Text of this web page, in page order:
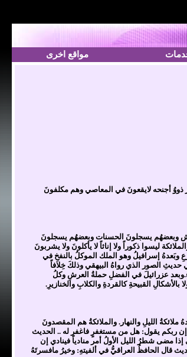
مواقع اخرى
ذووُ أجنحه لايقعونَ في المعاصي وهم مكلفونَ
وبعضهُم يسجلونَ الحسنات وبعضهُم يسجلونَ
ليسوا ذكوراً ولا إناثاً لا يأكلونَ ولا يشربونَ
وبَعدهُ إسرافيلُ وهو الملك الموكلُ بالنفخِ في
الصور الذي رواهُ البيهقي وذلكَ خِلافاً
عزرائيلَ في الفضلِ حملةُ العرشِ وكلُ
القبيحةِ كالقردةِ والكلابِ والخنازيرِ.
الليلِ والنهار. والملائكةُ هم المقصدونَ
إن ربكم يقول: هل من مستغفرٍ فاغفر له .. الحديث
مضى شطرُ الليل الأولُ أمر منادياً فينادي إن
قال الحافظُ العراقيُّ في ألفيتهِ: وخيرُ مافسرتَهُ